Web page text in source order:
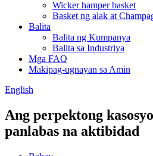
Wicker hamper basket
Basket ng alak at
Balita
Balita ng Kumpanya
Balita sa Industriya
Mga FAQ
Makipag-ugnayan sa Amin
English
Ang perpektong
panlabas na aktibidad